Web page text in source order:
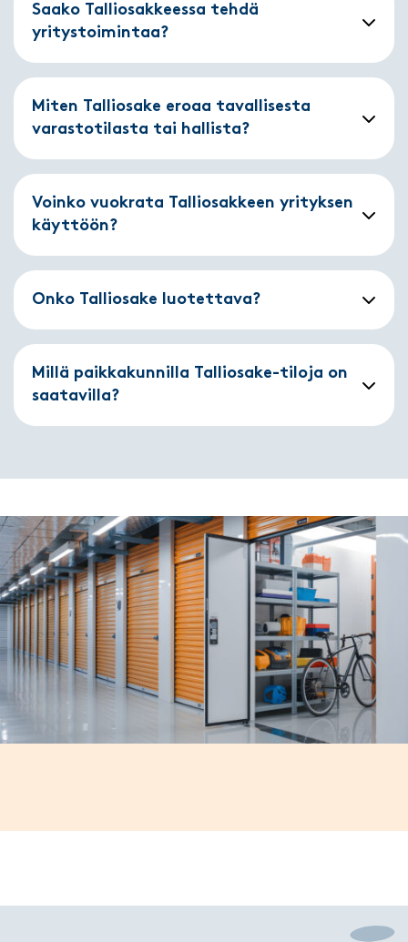
Saako Talliosakkeessa tehdä
yritystoimintaa?
Miten Talliosake eroaa tavallisesta
varastotilasta tai hallista?
Voinko vuokrata Talliosakkeen yrityksen
käyttöön?
Onko Talliosake luotettava?
Millä paikkakunnilla Talliosake-tiloja on
saatavilla?